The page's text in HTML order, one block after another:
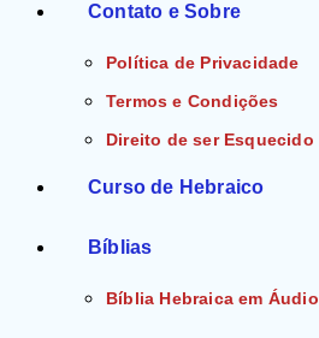
Contato e Sobre
Política de Privacidade
Termos e Condições
Direito de ser Esquecido
Curso de Hebraico
Bíblias
Bíblia Hebraica em Áudio